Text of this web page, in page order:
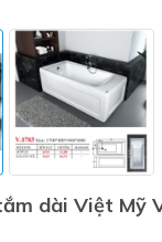
dài Việt Mỹ